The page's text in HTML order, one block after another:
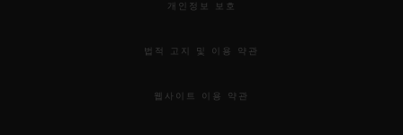
개인정보 보호
법적 고지 및 이용 약관
웹사이트 이용 약관